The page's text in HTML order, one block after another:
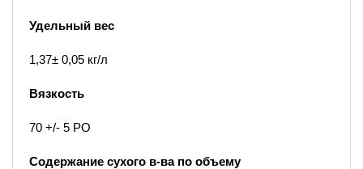
Удельный вес
1,37± 0,05 кг/л
Вязкость
70 +/- 5 PO
Содержание сухого в-ва по объему